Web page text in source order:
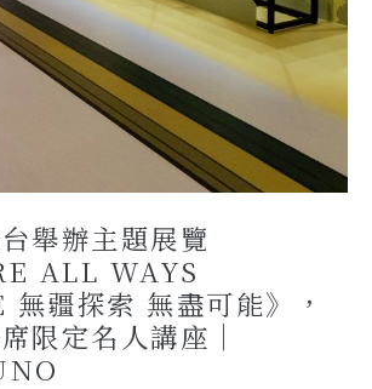
舉辦主題展覽
ALL WAYS
疆探索 無盡可能》，
限定名人講座｜